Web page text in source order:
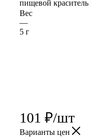
пищевой
Вес
—
5 г
101 ₽/шт
Варианты цен